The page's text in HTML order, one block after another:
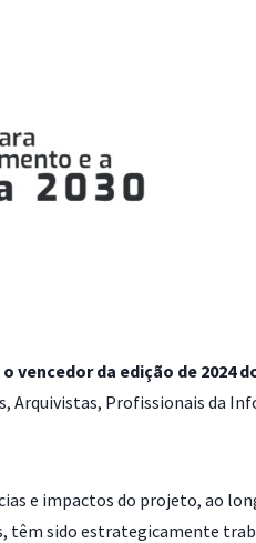
o vencedor da edição de 2024
Arquivistas, Profissionais da
e impactos do projeto, ao
têm sido estrategicamente